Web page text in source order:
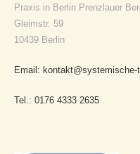
Praxis in Berlin Prenzlauer
Gleimstr. 59
10439 Berlin
Email: kontakt@systemische-
Tel.: 0176 4333 2635